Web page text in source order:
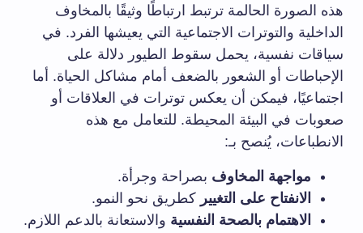
هذه الصورة الحالمة ترتبط ارتباطًا وثيقًا بالمخاوف
الداخلية والتوترات الاجتماعية التي يعيشها الفرد. في
سياقات نفسية، يحمل سقوط الطيور دلالة على
الإحباطات أو الشعور بالضعف أمام مشاكل الحياة. أما
اجتماعيًا، فيمكن أن يعكس توترات في العلاقات أو
صعوبات في البيئة المحيطة. للتعامل مع هذه
الانطباعات، يُنصح بـ:
مواجهة المخاوف بصراحة وجرأة.
الانفتاح على التغيير كطريق نحو النمو.
الاهتمام بالصحة النفسية والاستعانة بالدعم اللازم.